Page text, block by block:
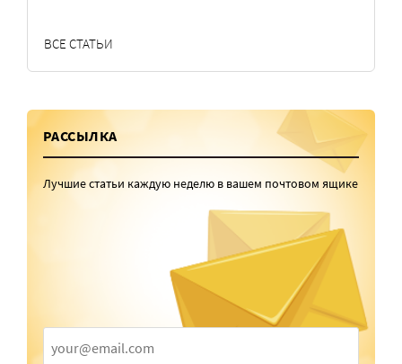
ВСЕ СТАТЬИ
РАССЫЛКА
Лучшие статьи каждую неделю в вашем почтовом ящике